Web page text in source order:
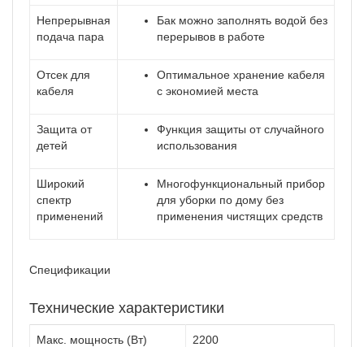
Непрерывная
подача пара
Бак можно заполнять водой без
перерывов в работе
Отсек для
кабеля
Оптимальное хранение кабеля
с экономией места
Защита от
детей
Функция защиты от случайного
использования
Широкий
спектр
применений
Многофункциональный прибор
для уборки по дому без
применения чистящих средств
Спецификации
Технические характеристики
Макс. мощность (Вт) 2200